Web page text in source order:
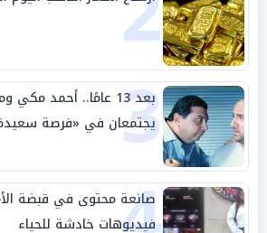
3 بعد 13 عامًا.. أحمد
يجتمعان في «فرصة
صانعة محتوى في قبضة
فيديوهات خادشة للحياء